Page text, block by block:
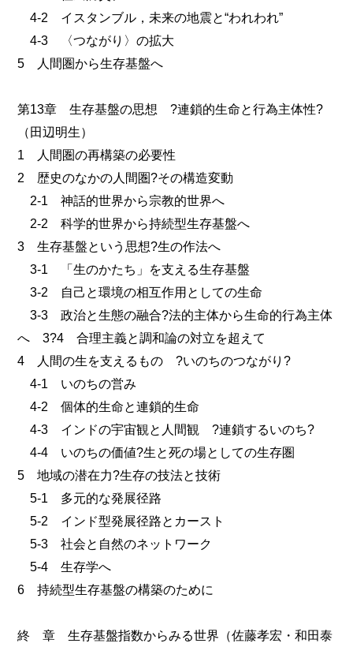
4-2 イスタンブル，未来の地震と“われわれ”
4-3 〈つながり〉の拡大
5 人間圏から生存基盤へ
第13章 生存基盤の思想 ?連鎖的生命と行為主体性?
（田辺明生）
1 人間圏の再構築の必要性
2 歴史のなかの人間圏?その構造変動
2-1 神話的世界から宗教的世界へ
2-2 科学的世界から持続型生存基盤へ
3 生存基盤という思想?生の作法へ
3-1 「生のかたち」を支える生存基盤
3-2 自己と環境の相互作用としての生命
3-3 政治と生態の融合?法的主体から生命的行為主体
へ 3?4 合理主義と調和論の対立を超えて
4 人間の生を支えるもの ?いのちのつながり?
4-1 いのちの営み
4-2 個体的生命と連鎖的生命
4-3 インドの宇宙観と人間観 ?連鎖するいのち?
4-4 いのちの価値?生と死の場としての生存圏
5 地域の潜在力?生存の技法と技術
5-1 多元的な発展径路
5-2 インド型発展径路とカースト
5-3 社会と自然のネットワーク
5-4 生存学へ
6 持続型生存基盤の構築のために
終 章 生存基盤指数からみる世界（佐藤孝宏・和田泰